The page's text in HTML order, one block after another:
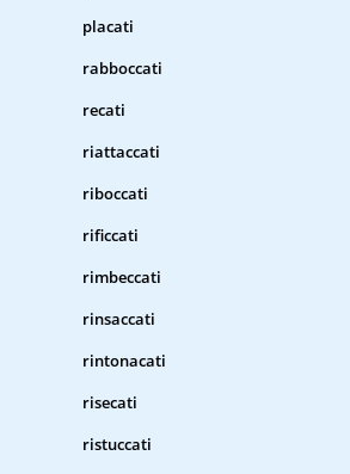
placati
rabboccati
recati
riattaccati
riboccati
rificcati
rimbeccati
rinsaccati
rintonacati
risecati
ristuccati